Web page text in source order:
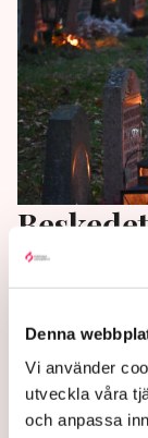
Denna
Vi använder
utveckla våra
och anpassa
Kyrkans
konkurrensen
föreslås flera